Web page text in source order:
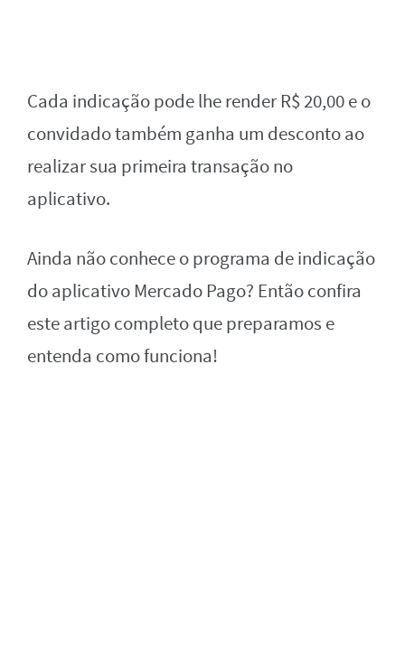
Cada indicação pode lhe render R$ 20,00 e o
convidado também ganha um desconto ao
realizar sua primeira transação no
aplicativo.
Ainda não conhece o programa de indicação
do aplicativo Mercado Pago? Então confira
este artigo completo que preparamos e
entenda como funciona!